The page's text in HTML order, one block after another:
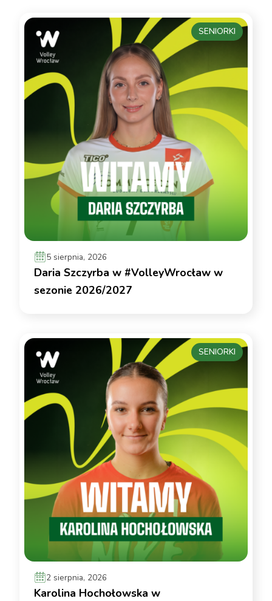
5 sierpnia, 2026
Daria Szczyrba w #VolleyWrocław w
sezonie 2026/2027
SENIORKI
2 sierpnia, 2026
Karolina Hochołowska w
SENIORKI